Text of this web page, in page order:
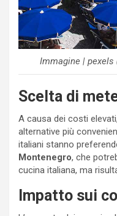
Immagine |
Scelta di
A causa dei costi
alternative più
italiani stanno
Montenegro, che
cucina italiana, ma
Impatto sui